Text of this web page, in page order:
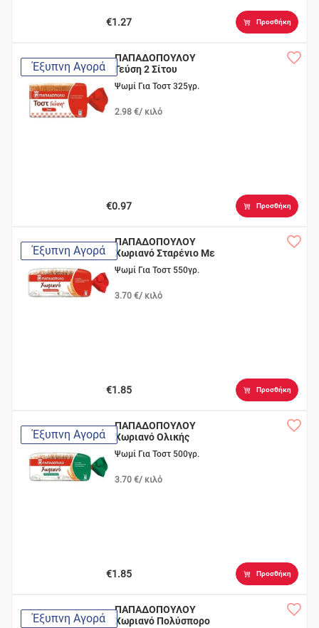
€1.27 Προσθήκη
Έξυπνη Αγορά
ΠΑΠΑΔΟΠΟΥΛΟΥ
Γεύση 2 Σίτου
Ψωμί Για Τοστ 325γρ.
2.98 €/ κιλό
€0.97 Προσθήκη
Έξυπνη Αγορά
ΠΑΠΑΔΟΠΟΥΛΟΥ
Χωριανό Σταρένιο Με
6 Δημ/κά
Ψωμί Για Τοστ 550γρ.
3.70 €/ κιλό
€1.85 Προσθήκη
Έξυπνη Αγορά
ΠΑΠΑΔΟΠΟΥΛΟΥ
Χωριανό Ολικής
Άλεσης Σίκαλης
Ψωμί Για Τοστ 500γρ.
3.70 €/ κιλό
€1.85 Προσθήκη
Έξυπνη Αγορά
ΠΑΠΑΔΟΠΟΥΛΟΥ
Χωριανό Πολύσπορο